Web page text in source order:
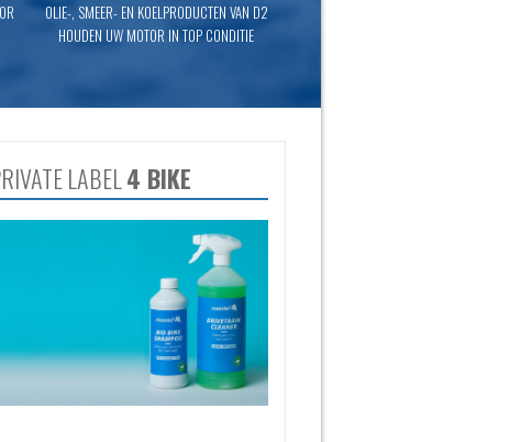
OLIE-, SMEER- EN KOELPRODUCTEN VAN D2
HOUDEN UW MOTOR IN TOP CONDITIE
LABEL4 BIKE